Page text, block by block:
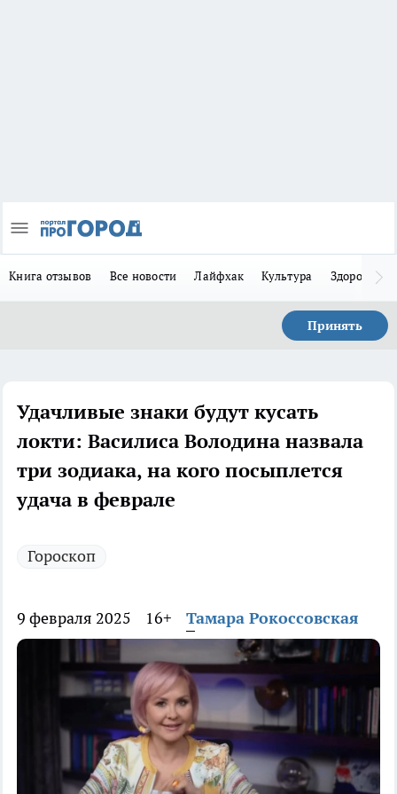
Книга отзывов Все новости Лайфхак Культура Здоровье
Принять
Удачливые знаки будут кусать
локти: Василиса Володина назвала
три зодиака, на кого посыплется
удача в феврале
Гороскоп
9 февраля 2025 16+ Тамара Рокоссовская